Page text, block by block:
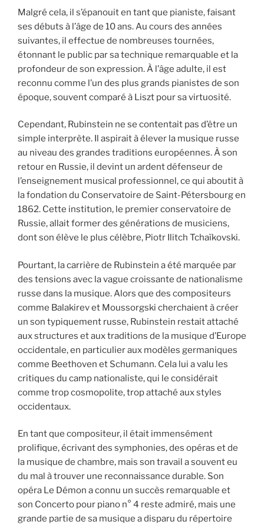
Malgré cela, il s’épanouit en tant que pianiste, faisant
ses débuts à l’âge de 10 ans. Au cours des années
suivantes, il effectue de nombreuses tournées,
étonnant le public par sa technique remarquable et la
profondeur de son expression. À l’âge adulte, il est
reconnu comme l’un des plus grands pianistes de son
époque, souvent comparé à Liszt pour sa virtuosité.
Cependant, Rubinstein ne se contentait pas d’être un
simple interprète. Il aspirait à élever la musique russe
au niveau des grandes traditions européennes. À son
retour en Russie, il devint un ardent défenseur de
l’enseignement musical professionnel, ce qui aboutit à
la fondation du Conservatoire de Saint-Pétersbourg en
1862. Cette institution, le premier conservatoire de
Russie, allait former des générations de musiciens,
dont son élève le plus célèbre, Piotr Ilitch Tchaïkovski.
Pourtant, la carrière de Rubinstein a été marquée par
des tensions avec la vague croissante de nationalisme
russe dans la musique. Alors que des compositeurs
comme Balakirev et Moussorgski cherchaient à créer
un son typiquement russe, Rubinstein restait attaché
aux structures et aux traditions de la musique d’Europe
occidentale, en particulier aux modèles germaniques
comme Beethoven et Schumann. Cela lui a valu les
critiques du camp nationaliste, qui le considérait
comme trop cosmopolite, trop attaché aux styles
occidentaux.
En tant que compositeur, il était immensément
prolifique, écrivant des symphonies, des opéras et de
la musique de chambre, mais son travail a souvent eu
du mal à trouver une reconnaissance durable. Son
opéra Le Démon a connu un succès remarquable et
son Concerto pour piano n° 4 reste admiré, mais une
grande partie de sa musique a disparu du répertoire